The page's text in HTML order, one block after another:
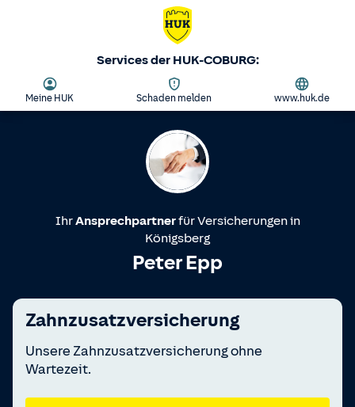
Services der HUK-COBURG:
Meine HUK Schaden melden www.huk.de
IhrAnsprechpartnerfür Versicherungen in
Königsberg
Peter Epp
Zahnzusatzversicherung
Unsere Zahnzusatzversicherung ohne
Wartezeit.